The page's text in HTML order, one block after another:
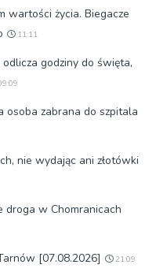
wartości życia. Biegacze
11:11
godziny do święta,
osoba zabrana do szpitala
nie wydając ani złotówki
droga w Chomranicach
[07.08.2026] 21:09